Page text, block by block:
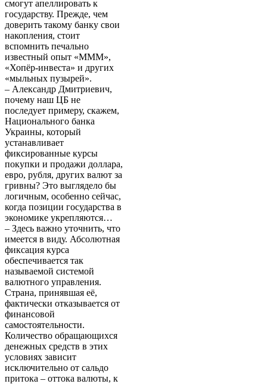
смогут апеллировать к
государству. Прежде, чем
доверить такому банку свои
накопления, стоит
вспомнить печально
известный опыт «МММ»,
«Хопёр-инвеста» и других
«мыльных пузырей».
– Александр Дмитриевич,
почему наш ЦБ не
последует примеру, скажем,
Национального банка
Украины, который
устанавливает
фиксированные курсы
покупки и продажи доллара,
евро, рубля, других валют за
гривны? Это выглядело бы
логичным, особенно сейчас,
когда позиции государства в
экономике укрепляются…
– Здесь важно уточнить, что
имеется в виду. Абсолютная
фиксация курса
обеспечивается так
называемой системой
валютного управления.
Страна, принявшая её,
фактически отказывается от
финансовой
самостоятельности.
Количество обращающихся
денежных средств в этих
условиях зависит
исключительно от сальдо
притока – оттока валюты, к